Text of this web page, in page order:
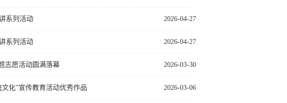
2026-04-27
系列活动
2026-04-27
系列活动
2026-03-30
志愿活动圆满落幕
2026-03-06
化”宣传教育活动优秀作品